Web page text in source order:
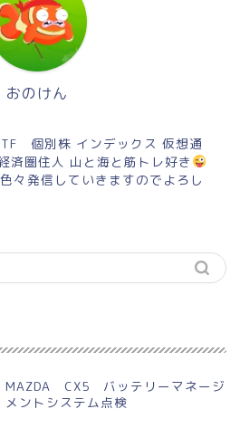
おのけん
個別株 インデックス 仮想通
済圏住人 山と海と筋トレ好き
々発信していきますのでよろし
MAZDA CX5 バッテリーマネージ
メントシステム点検